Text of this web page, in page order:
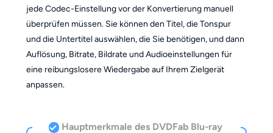
jede Codec-Einstellung vor der Konvertierung manuell
überprüfen müssen. Sie können den Titel, die Tonspur
und die Untertitel auswählen, die Sie benötigen, und dann
Auflösung, Bitrate, Bildrate und Audioeinstellungen für
eine reibungslosere Wiedergabe auf Ihrem Zielgerät
anpassen.
Hauptmerkmale des DVDFab Blu-ray